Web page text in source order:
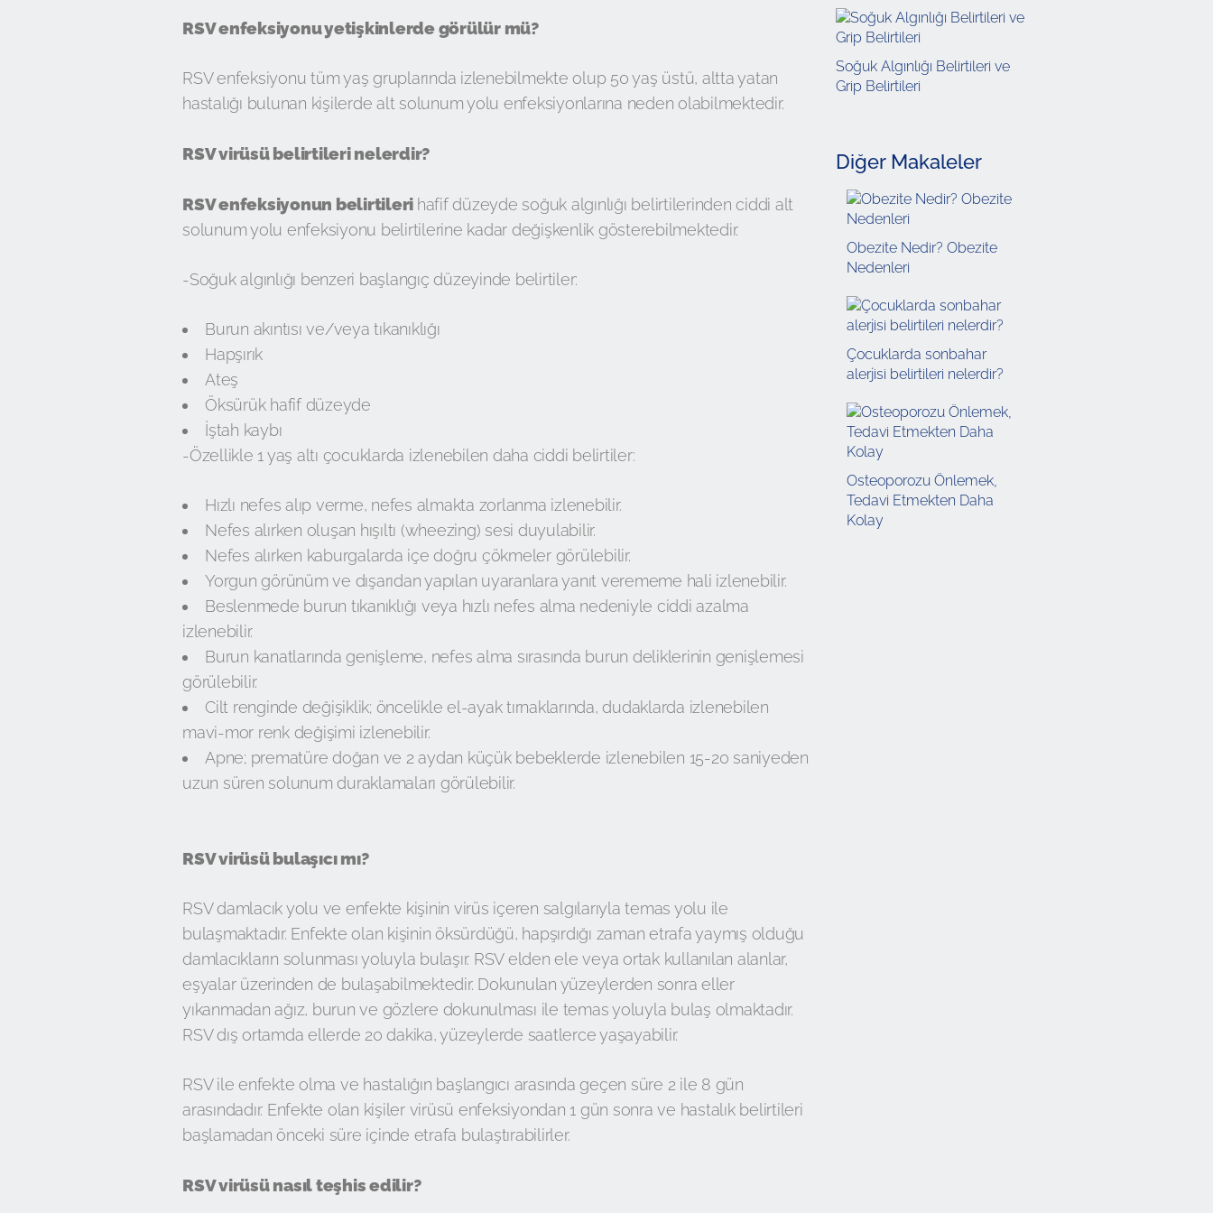
RSV enfeksiyonu yetişkinlerde görülür mü?
RSV enfeksiyonu tüm yaş gruplarında izlenebilmekte olup 50 yaş üstü, altta yatan
hastalığı bulunan kişilerde alt solunum yolu enfeksiyonlarına neden olabilmektedir.
RSV virüsü belirtileri nelerdir?
RSV enfeksiyonun belirtileri hafif düzeyde soğuk algınlığı belirtilerinden ciddi alt
solunum yolu enfeksiyonu belirtilerine kadar değişkenlik gösterebilmektedir.
-Soğuk algınlığı benzeri başlangıç düzeyinde belirtiler:
Burun akıntısı ve/veya tıkanıklığı
Hapşırık
Ateş
Öksürük hafif düzeyde
İştah kaybı
-Özellikle 1 yaş altı çocuklarda izlenebilen daha ciddi belirtiler:
Hızlı nefes alıp verme, nefes almakta zorlanma izlenebilir.
Nefes alırken oluşan hışıltı (wheezing) sesi duyulabilir.
Nefes alırken kaburgalarda içe doğru çökmeler görülebilir.
Yorgun görünüm ve dışarıdan yapılan uyaranlara yanıt verememe hali izlenebilir.
Beslenmede burun tıkanıklığı veya hızlı nefes alma nedeniyle ciddi azalma
izlenebilir.
Burun kanatlarında genişleme, nefes alma sırasında burun deliklerinin genişlemesi
görülebilir.
Cilt renginde değişiklik; öncelikle el-ayak tırnaklarında, dudaklarda izlenebilen
mavi-mor renk değişimi izlenebilir.
Apne; prematüre doğan ve 2 aydan küçük bebeklerde izlenebilen 15-20 saniyeden
uzun süren solunum duraklamaları görülebilir.
RSV virüsü bulaşıcı mı?
RSV damlacık yolu ve enfekte kişinin virüs içeren salgılarıyla temas yolu ile
bulaşmaktadır. Enfekte olan kişinin öksürdüğü, hapşırdığı zaman etrafa yaymış olduğu
damlacıkların solunması yoluyla bulaşır. RSV elden ele veya ortak kullanılan alanlar,
eşyalar üzerinden de bulaşabilmektedir. Dokunulan yüzeylerden sonra eller
yıkanmadan ağız, burun ve gözlere dokunulması ile temas yoluyla bulaş olmaktadır.
RSV dış ortamda ellerde 20 dakika, yüzeylerde saatlerce yaşayabilir.
RSV ile enfekte olma ve hastalığın başlangıcı arasında geçen süre 2 ile 8 gün
arasındadır. Enfekte olan kişiler virüsü enfeksiyondan 1 gün sonra ve hastalık belirtileri
başlamadan önceki süre içinde etrafa bulaştırabilirler.
RSV virüsü nasıl teşhis edilir?
Soğuk Algınlığı Belirtileri ve
Grip Belirtileri
Diğer Makaleler
Obezite Nedir? Obezite
Nedenleri
Çocuklarda sonbahar
alerjisi belirtileri nelerdir?
Osteoporozu Önlemek,
Tedavi Etmekten Daha
Kolay